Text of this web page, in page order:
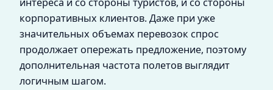
корпоративных клиентов. Даже при уже
значительных объемах перевозок спрос
продолжает опережать предложение, поэтому
дополнительная частота полетов выглядит
логичным шагом.